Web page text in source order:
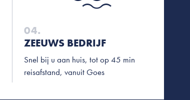
04.
ZEEUWS BEDRIJF
Snel bij u aan huis, tot op 45 min
reisafstand, vanuit Goes